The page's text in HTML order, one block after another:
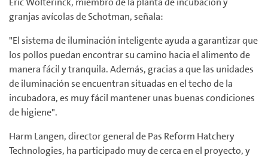
granjas avícolas de Schotman, señala:
"El sistema de iluminación inteligente ayuda a garantizar que
los pollos puedan encontrar su camino hacia el alimento de
manera fácil y tranquila. Además, gracias a que las unidades
de iluminación se encuentran situadas en el techo de la
incubadora, es muy fácil mantener unas buenas condiciones
de higiene".
Harm Langen, director general de Pas Reform Hatchery
Technologies, ha participado muy de cerca en el proyecto, y